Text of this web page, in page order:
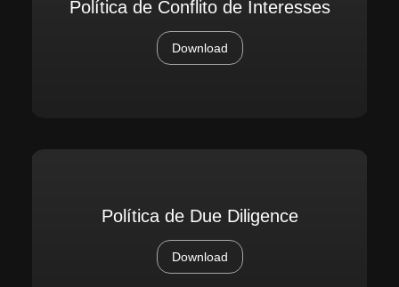
Política de Conflito de Interesses
Download
Política de Due Diligence
Download